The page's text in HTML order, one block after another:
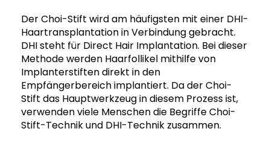
Der Choi-Stift wird am häufigsten mit einer DHI-
Haartransplantation in Verbindung gebracht.
DHI steht für Direct Hair Implantation. Bei dieser
Methode werden Haarfollikel mithilfe von
Implanterstiften direkt in den
Empfängerbereich implantiert. Da der Choi-
Stift das Hauptwerkzeug in diesem Prozess ist,
verwenden viele Menschen die Begriffe Choi-
Stift-Technik und DHI-Technik zusammen.